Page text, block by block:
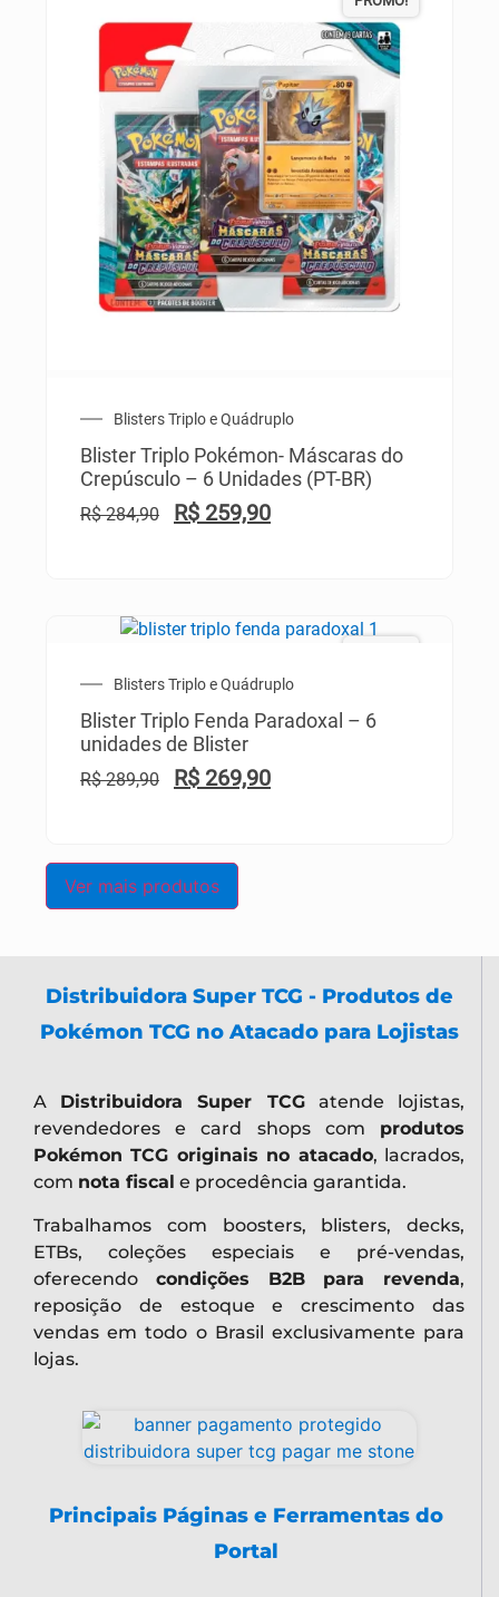
Blisters Triplo e Quádruplo
Blister Triplo Pokémon- Máscaras do
Crepúsculo – 6 Unidades (PT-BR)
R$284,90 R$ 259,90
Blisters Triplo e Quádruplo
Blister Triplo Fenda Paradoxal – 6
unidades de Blister
R$289,90 R$ 269,90
Ver mais produtos
Distribuidora Super TCG - Produtos de
Pokémon TCG no Atacado para Lojistas
A Distribuidora Super TCGatende lojistas,
revendedores e card shops com produtos
Pokémon TCG originais no atacado, lacrados,
com nota fiscal e procedência garantida.
Trabalhamos com boosters, blisters, decks,
ETBs, coleções especiais e pré-vendas,
oferecendo condições B2B para revenda,
reposição de estoque e crescimento das
vendas em todo o Brasil exclusivamente para
lojas.
Principais Páginas e Ferramentas do
Portal